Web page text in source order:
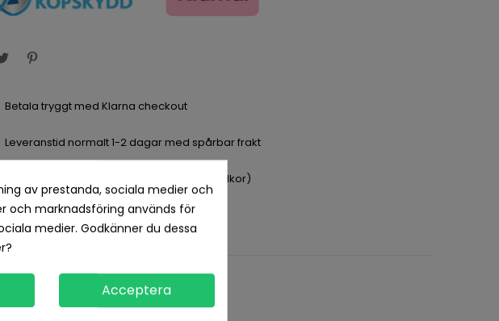
Betala tryggt med Klarna checkout
Leveranstid normalt 1-2 dagar med spårbar frakt
Returvillkor 14 dagars öppet köp (se köpvillkor)
av prestanda, sociala medier och
och marknadsföring används för
medier. Godkänner du dessa
Acceptera